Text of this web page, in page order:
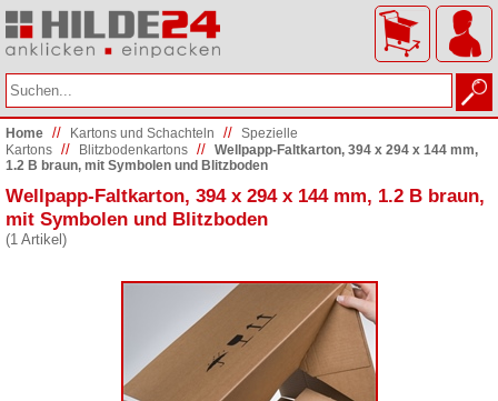
Home // Kartons und Schachteln // Spezielle
Kartons // Blitzbodenkartons // Wellpapp-Faltkarton, 394 x 294 x 144 mm,
1.2 B braun, mit Symbolen und Blitzboden
Wellpapp-Faltkarton, 394 x 294 x 144 mm, 1.2 B braun,
mit Symbolen und Blitzboden
(1 Artikel)